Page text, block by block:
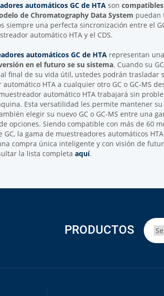
automáticos GC de HTA son
de Chromatography Data System puedan
siempre una perfecta sincronización entre el
automático HTA y el CDS.
automáticos GC de HTA representan una
en el futuro se su sistema. Cuando su
final de su vida útil, ustedes podrán trasladar
HTA a cualquier otro GC o GC-MS
automático HTA trabajará sin
Esta versatilidad les permite mantener su
elegir su nuevo GC o GC-MS entre una
opciones. Siendo compatible con más de 60
GC, la gama de muestreadores automáticos HTA
compra única inteligente y con visión de
la lista completa aquí.
PRODUCTOS